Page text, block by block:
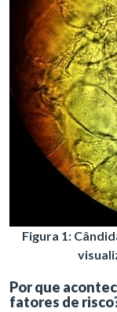
Figura 1:
Por que
fatores de